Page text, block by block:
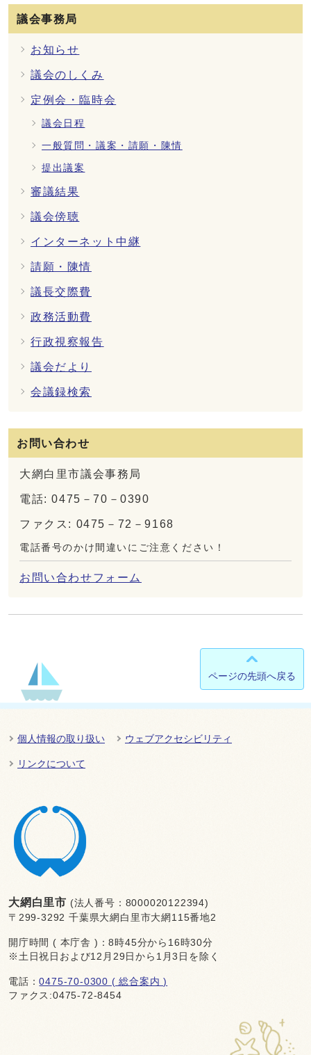
議会事務局
お知らせ
議会のしくみ
定例会・臨時会
議会日程
一般質問・議案・請願・陳情
提出議案
審議結果
議会傍聴
インターネット中継
請願・陳情
議長交際費
政務活動費
行政視察報告
議会だより
会議録検索
お問い合わせ
大網白里市議会事務局
電話: 0475－70－0390
ファクス: 0475－72－9168
電話番号のかけ間違いにご注意ください！
お問い合わせフォーム
ページの先頭へ戻る
個人情報の取り扱い ウェブアクセシビリティ
リンクについて
大網白里市 (法人番号：8000020122394)
〒299-3292 千葉県大網白里市大網115番地2
開庁時間 ( 本庁舎 )：8時45分から16時30分
※土日祝日および12月29日から1月3日を除く
電話：0475-70-0300 ( 総合案内 )
ファクス:0475-72-8454